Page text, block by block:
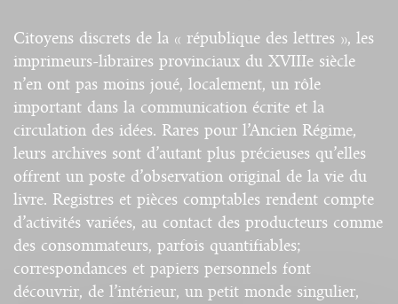
Citoyens discrets de la « république des lettres », les
imprimeurs-libraires provinciaux du XVIIIe siècle
n’en ont pas moins joué, localement, un rôle
important dans la communication écrite et la
circulation des idées. Rares pour l’Ancien Régime,
leurs archives sont d’autant plus précieuses qu’elles
offrent un poste d’observation original de la vie du
livre. Registres et pièces comptables rendent compte
d’activités variées, au contact des producteurs comme
des consommateurs, parfois quantifiables;
correspondances et papiers personnels font
découvrir, de l’intérieur, un petit monde singulier,